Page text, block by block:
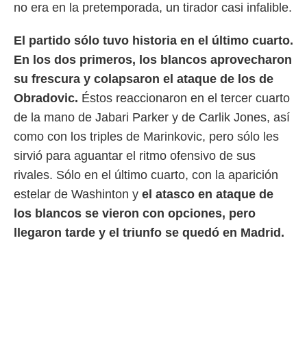
uso de
contenido
medir el
el
de
o a través
de
de
no era en la pretemporada, un tirador casi infalible.
El partido sólo tuvo historia en el último cuarto.
En los dos primeros, los blancos aprovecharon
su frescura y colapsaron el ataque de los de
Obradovic. Éstos reaccionaron en el tercer cuarto
de la mano de Jabari Parker y de Carlik Jones, así
como con los triples de Marinkovic, pero sólo les
sirvió para aguantar el ritmo ofensivo de sus
rivales. Sólo en el último cuarto, con la aparición
estelar de Washinton y el atasco en ataque de
los blancos se vieron con opciones, pero
llegaron tarde y el triunfo se quedó en Madrid.